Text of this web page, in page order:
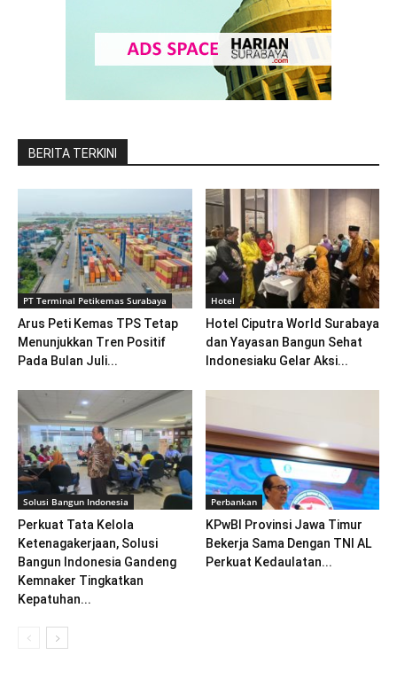
BERITA TERKINI
PT Terminal Petikemas Surabaya
Arus Peti Kemas TPS Tetap
Menunjukkan Tren Positif
Pada Bulan Juli...
Hotel
Hotel Ciputra World Surabaya
dan Yayasan Bangun Sehat
Indonesiaku Gelar Aksi...
Solusi Bangun Indonesia
Perkuat Tata Kelola
Ketenagakerjaan, Solusi
Bangun Indonesia Gandeng
Kemnaker Tingkatkan
Kepatuhan...
Perbankan
KPwBI Provinsi Jawa Timur
Bekerja Sama Dengan TNI AL
Perkuat Kedaulatan...